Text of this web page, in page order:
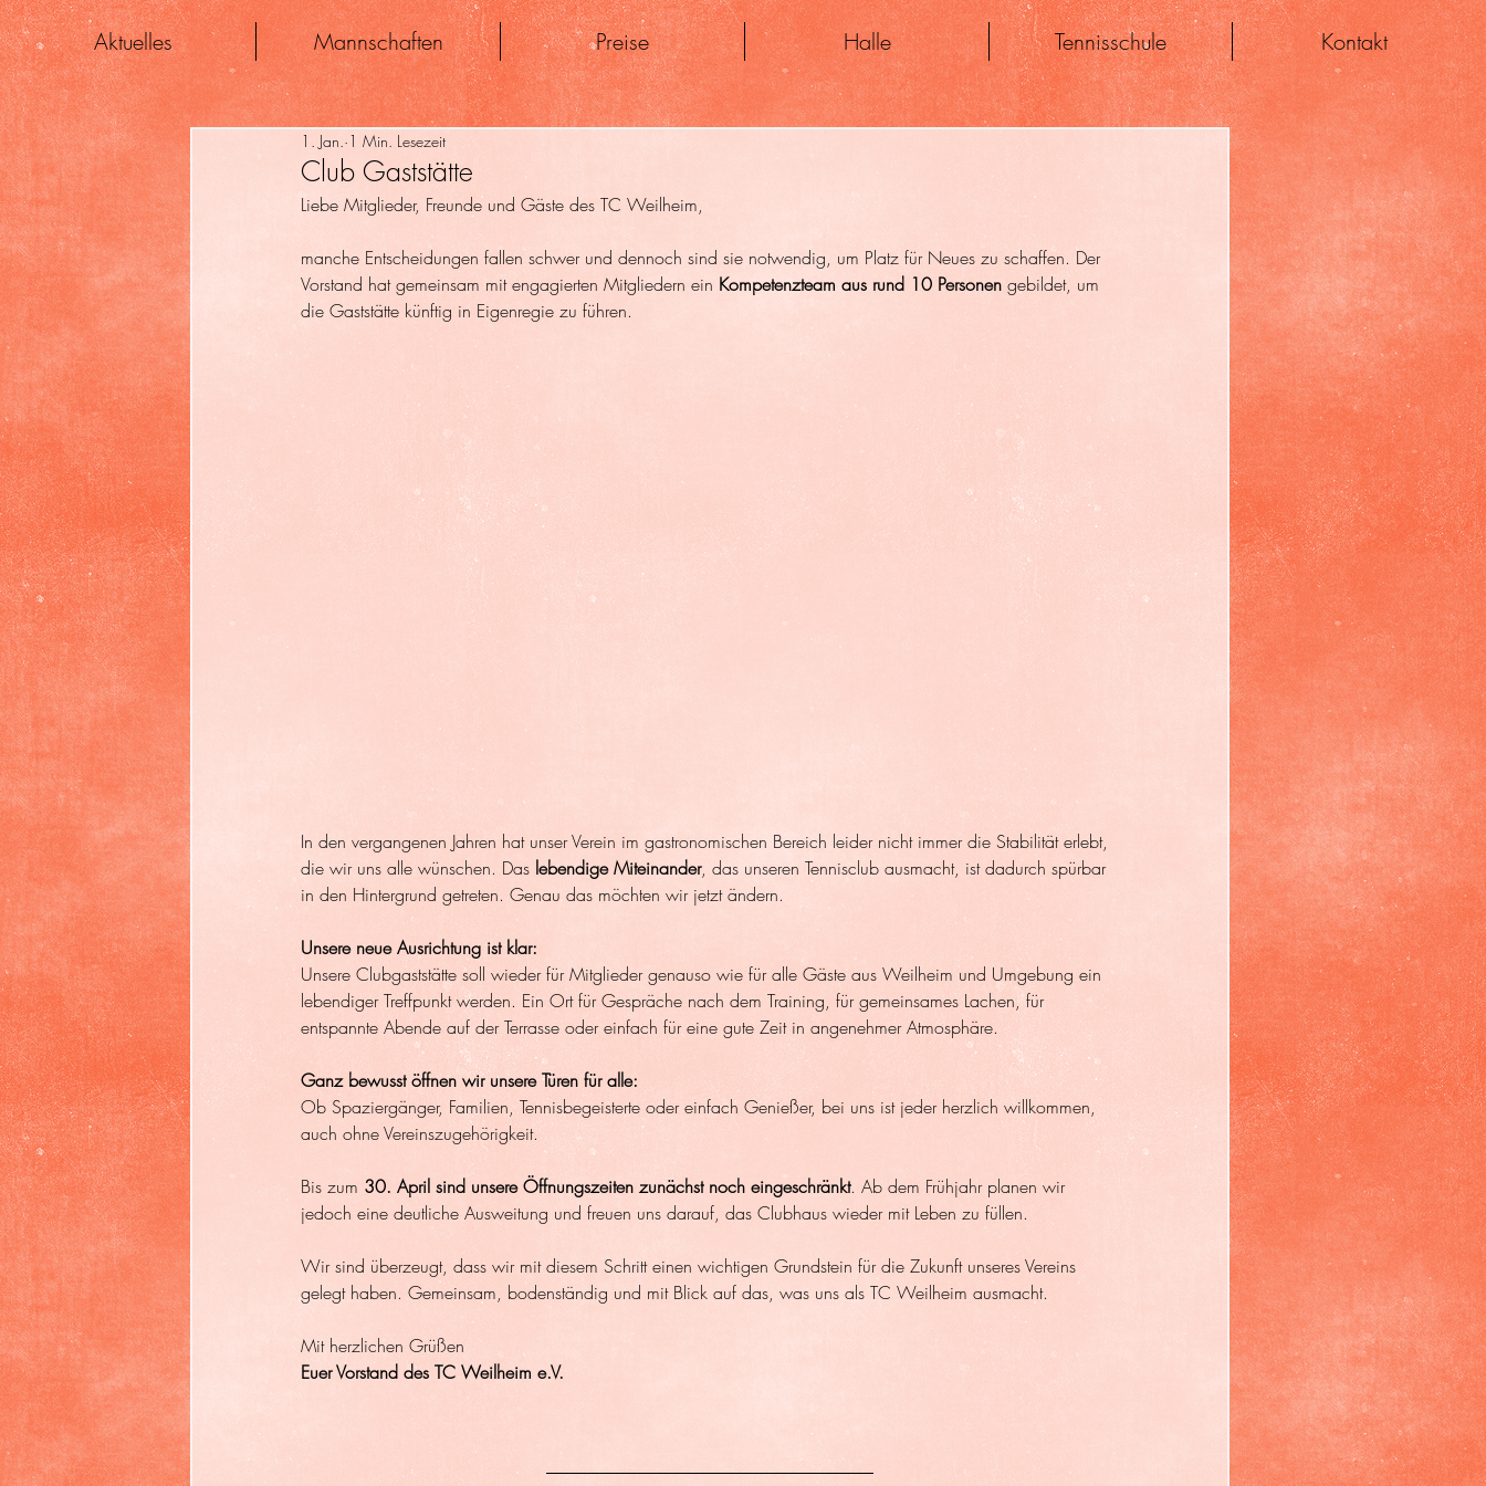
Aktuelles Mannschaften Preise Halle Tennisschule Kontakt
Club Gaststätte
1. Jan. 1 Min. Lesezeit
Liebe Mitglieder, Freunde und Gäste des TC Weilheim,
manche Entscheidungen fallen schwer und dennoch sind sie notwendig, um Platz für Neues zu schaffen. Der
Vorstand hat gemeinsam mit engagierten Mitgliedern ein Kompetenzteam aus rund 10 Personen gebildet, um
die Gaststätte künftig in Eigenregie zu führen.
In den vergangenen Jahren hat unser Verein im gastronomischen Bereich leider nicht immer die Stabilität erlebt,
die wir uns alle wünschen. Das lebendige Miteinander, das unseren Tennisclub ausmacht, ist dadurch spürbar
in den Hintergrund getreten. Genau das möchten wir jetzt ändern.
Unsere neue Ausrichtung ist klar:
Unsere Clubgaststätte soll wieder für Mitglieder genauso wie für alle Gäste aus Weilheim und Umgebung ein
lebendiger Treffpunkt werden. Ein Ort für Gespräche nach dem Training, für gemeinsames Lachen, für
entspannte Abende auf der Terrasse oder einfach für eine gute Zeit in angenehmer Atmosphäre.
Ganz bewusst öffnen wir unsere Türen für alle:
Ob Spaziergänger, Familien, Tennisbegeisterte oder einfach Genießer, bei uns ist jeder herzlich willkommen,
auch ohne Vereinszugehörigkeit.
Bis zum 30. April sind unsere Öffnungszeiten zunächst noch eingeschränkt. Ab dem Frühjahr planen wir
jedoch eine deutliche Ausweitung und freuen uns darauf, das Clubhaus wieder mit Leben zu füllen.
Wir sind überzeugt, dass wir mit diesem Schritt einen wichtigen Grundstein für die Zukunft unseres Vereins
gelegt haben. Gemeinsam, bodenständig und mit Blick auf das, was uns als TC Weilheim ausmacht.
Mit herzlichen Grüßen
Euer Vorstand des TC Weilheim e.V.